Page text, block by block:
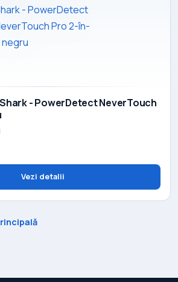
- PowerDetect NeverTouch
Vezi detalii